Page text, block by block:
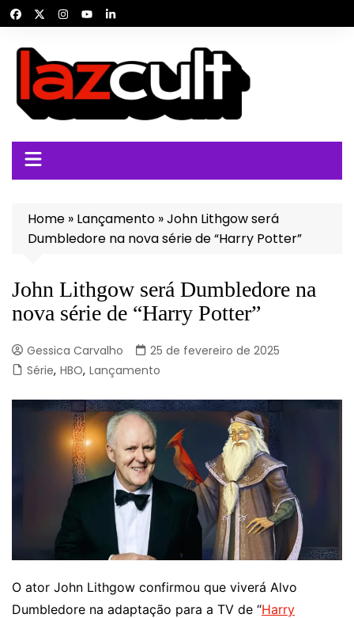
para
conteúdo
Home » Lançamento »John Lithgow será
Dumbledore na nova série de “Harry Potter”
John Lithgow será Dumbledore na
nova série de “Harry Potter”
Gessica Carvalho
25 de fevereiro de 2025
Série, HBO, Lançamento
O ator John Lithgow confirmou que viverá Alvo
Dumbledore na adaptação para a TV de “Harry